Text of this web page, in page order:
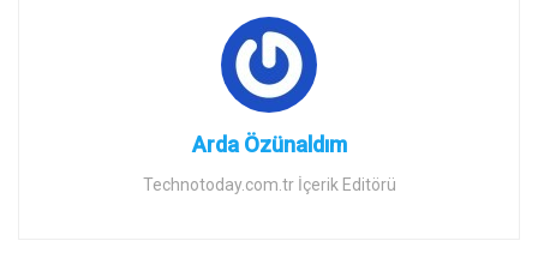
Arda Özünaldım
Technotoday.com.tr İçerik Editörü